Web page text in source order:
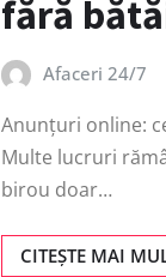
fără
Afaceri 24/7
Anunțuri online:
Multe lucruri
birou doar…
CITEȘTE MAI